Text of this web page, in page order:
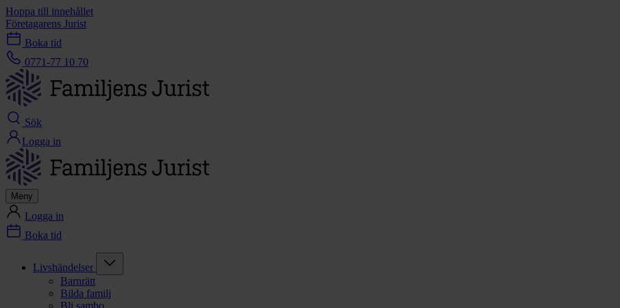
Hoppa till innehållet
Företagarens Jurist
Boka tid
0771-77 10 70
Sök
Logga in
Meny
Logga in
Boka tid
Livshändelser
Barnrätt
Bilda familj
Bli sambo